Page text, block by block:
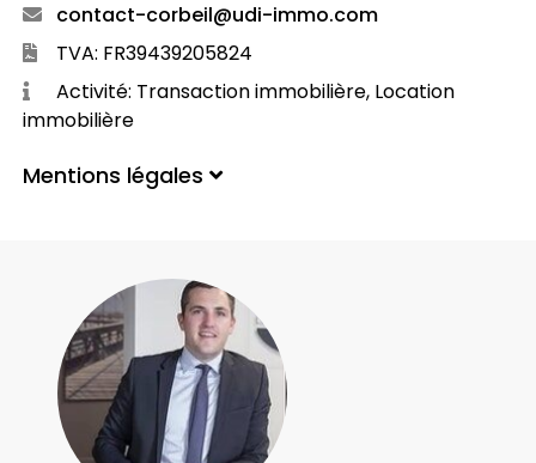
contact-corbeil@udi-immo.com
TVA: FR39439205824
Activité: Transaction immobilière, Location
immobilière
Mentions légales